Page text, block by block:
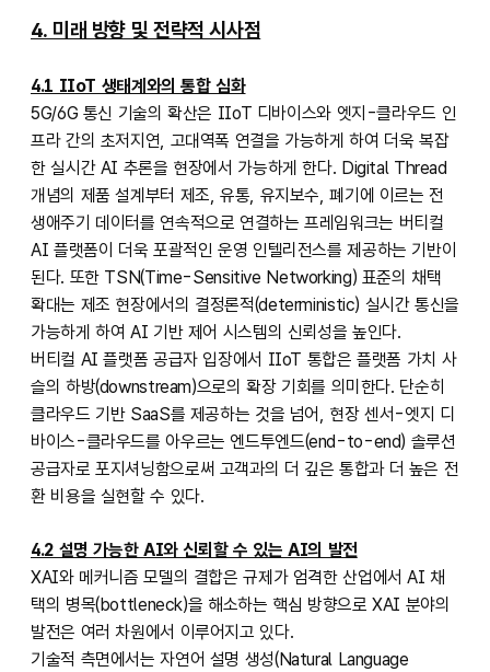
4. 미래 방향 및 전략적 시사점
4.1 IIoT 생태계와의 통합 심화
5G/6G 통신 기술의 확산은 IIoT 디바이스와 엣지-클라우드 인
프라 간의 초저지연, 고대역폭 연결을 가능하게 하여 더욱 복잡
한 실시간 AI 추론을 현장에서 가능하게 한다. Digital Thread
개념의 제품 설계부터 제조, 유통, 유지보수, 폐기에 이르는 전
생애주기 데이터를 연속적으로 연결하는 프레임워크는 버티컬
AI 플랫폼이 더욱 포괄적인 운영 인텔리전스를 제공하는 기반이
된다. 또한 TSN(Time-Sensitive Networking) 표준의 채택
확대는 제조 현장에서의 결정론적(deterministic) 실시간 통신을
가능하게 하여 AI 기반 제어 시스템의 신뢰성을 높인다.
버티컬 AI 플랫폼 공급자 입장에서 IIoT 통합은 플랫폼 가치 사
슬의 하방(downstream)으로의 확장 기회를 의미한다. 단순히
클라우드 기반 SaaS를 제공하는 것을 넘어, 현장 센서-엣지 디
바이스-클라우드를 아우르는 엔드투엔드(end-to-end) 솔루션
공급자로 포지셔닝함으로써 고객과의 더 깊은 통합과 더 높은 전
환 비용을 실현할 수 있다.
4.2 설명 가능한 AI와 신뢰할 수 있는 AI의 발전
XAI와 메커니즘 모델의 결합은 규제가 엄격한 산업에서 AI 채
택의 병목(bottleneck)을 해소하는 핵심 방향으로 XAI 분야의
발전은 여러 차원에서 이루어지고 있다.
기술적 측면에서는 자연어 설명 생성(Natural Language